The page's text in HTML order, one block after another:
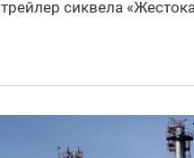
трейлер сиквела